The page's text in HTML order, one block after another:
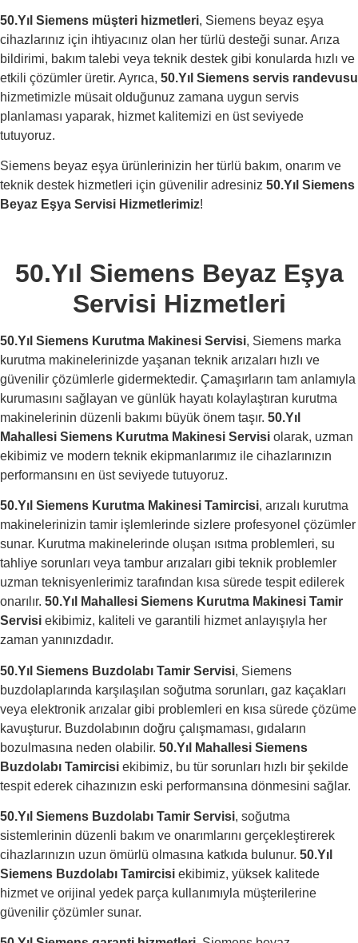
50.Yıl Siemens müşteri hizmetleri, Siemens beyaz eşya
cihazlarınız için ihtiyacınız olan her türlü desteği sunar. Arıza
bildirimi, bakım talebi veya teknik destek gibi konularda hızlı ve
etkili çözümler üretir. Ayrıca, 50.Yıl Siemens servis randevusu
hizmetimizle müsait olduğunuz zamana uygun servis
planlaması yaparak, hizmet kalitemizi en üst seviyede
tutuyoruz.
Siemens beyaz eşya ürünlerinizin her türlü bakım, onarım ve
teknik destek hizmetleri için güvenilir adresiniz 50.Yıl Siemens
Beyaz Eşya Servisi Hizmetlerimiz!
50.Yıl Siemens Beyaz Eşya
Servisi Hizmetleri
50.Yıl Siemens Kurutma Makinesi Servisi, Siemens marka
kurutma makinelerinizde yaşanan teknik arızaları hızlı ve
güvenilir çözümlerle gidermektedir. Çamaşırların tam anlamıyla
kurumasını sağlayan ve günlük hayatı kolaylaştıran kurutma
makinelerinin düzenli bakımı büyük önem taşır. 50.Yıl
Mahallesi Siemens Kurutma Makinesi Servisi olarak, uzman
ekibimiz ve modern teknik ekipmanlarımız ile cihazlarınızın
performansını en üst seviyede tutuyoruz.
50.Yıl Siemens Kurutma Makinesi Tamircisi, arızalı kurutma
makinelerinizin tamir işlemlerinde sizlere profesyonel çözümler
sunar. Kurutma makinelerinde oluşan ısıtma problemleri, su
tahliye sorunları veya tambur arızaları gibi teknik problemler
uzman teknisyenlerimiz tarafından kısa sürede tespit edilerek
onarılır. 50.Yıl Mahallesi Siemens Kurutma Makinesi Tamir
Servisi ekibimiz, kaliteli ve garantili hizmet anlayışıyla her
zaman yanınızdadır.
50.Yıl Siemens Buzdolabı Tamir Servisi, Siemens
buzdolaplarında karşılaşılan soğutma sorunları, gaz kaçakları
veya elektronik arızalar gibi problemleri en kısa sürede çözüme
kavuşturur. Buzdolabının doğru çalışmaması, gıdaların
bozulmasına neden olabilir. 50.Yıl Mahallesi Siemens
Buzdolabı Tamircisi ekibimiz, bu tür sorunları hızlı bir şekilde
tespit ederek cihazınızın eski performansına dönmesini sağlar.
50.Yıl Siemens Buzdolabı Tamir Servisi, soğutma
sistemlerinin düzenli bakım ve onarımlarını gerçekleştirerek
cihazlarınızın uzun ömürlü olmasına katkıda bulunur. 50.Yıl
Siemens Buzdolabı Tamircisi ekibimiz, yüksek kalitede
hizmet ve orijinal yedek parça kullanımıyla müşterilerine
güvenilir çözümler sunar.